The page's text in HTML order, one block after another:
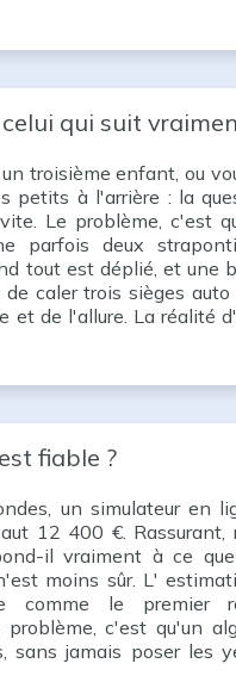
qui suit
troisième enfant, ou
petits à l'arrière : la
Le problème, c'est
parfois deux
tout est déplié, et une
caler trois sièges
et de l'allure. La réalité
fiable ?
un simulateur en
12 400 €. Rassurant,
il vraiment à ce
moins sûr. L'
comme le premier
problème, c'est qu'un
sans jamais poser les
écarts qui peuvent